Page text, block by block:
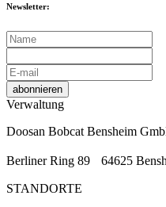
Newsletter:
abonnieren
Verwaltung
Doosan Bobcat Bensheim
Berliner Ring 89 64625
STANDORTE